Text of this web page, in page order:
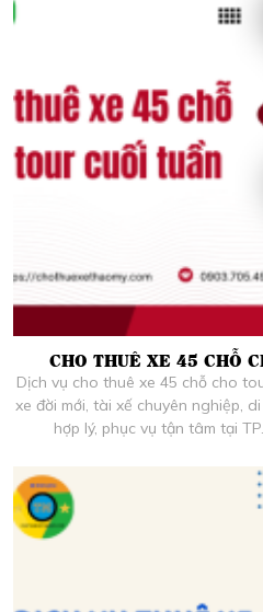
CHO THUÊ XE 45 CHỖ
Dịch vụ cho thuê xe 45 chỗ cho
xe đời mới, tài xế chuyên nghiệp,
hợp lý, phục vụ tận tâm tại